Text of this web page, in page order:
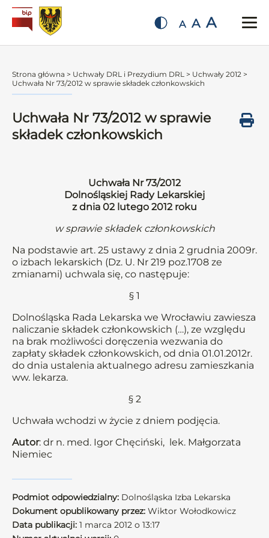
A A A
Strona główna > Uchwały DRL i Prezydium DRL > Uchwały 2012 >
Uchwała Nr 73/2012 w sprawie składek członkowskich
Uchwała Nr 73/2012 w sprawie
składek członkowskich
Uchwała Nr 73/2012
Dolnośląskiej Rady Lekarskiej
z dnia 02 lutego 2012 roku
w sprawie składek członkowskich
Na podstawie art. 25 ustawy z dnia 2 grudnia 2009r.
o izbach lekarskich (Dz. U. Nr 219 poz.1708 ze
zmianami) uchwala się, co następuje:
§ 1
Dolnośląska Rada Lekarska we Wrocławiu zawiesza
naliczanie składek członkowskich (…), ze względu
na brak możliwości doręczenia wezwania do
zapłaty składek członkowskich, od dnia 01.01.2012r.
do dnia ustalenia aktualnego adresu zamieszkania
ww. lekarza.
§ 2
Uchwała wchodzi w życie z dniem podjęcia.
Autor: dr n. med. Igor Chęciński, lek. Małgorzata
Niemiec
Podmiot odpowiedzialny: Dolnośląska Izba Lekarska
Dokument opublikowany przez: Wiktor Wołodkowicz
Data publikacji: 1 marca 2012 o 13:17